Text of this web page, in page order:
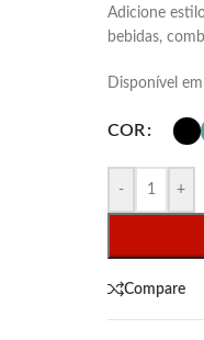
Adicione
bebidas,
Disponível
COR
- +
Compare